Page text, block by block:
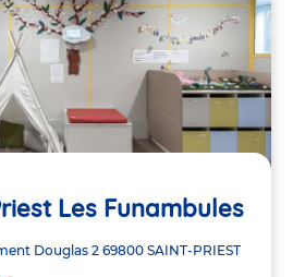
Les Funambules
Douglas 2 69800 SAINT-PRIEST